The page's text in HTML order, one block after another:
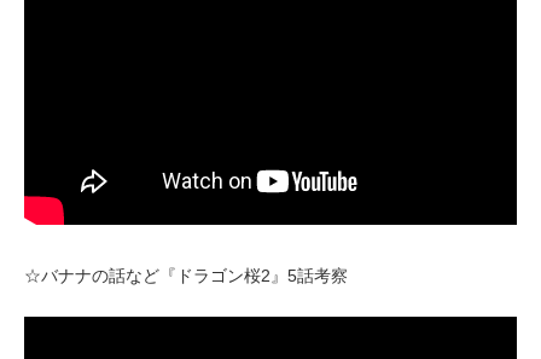
☆バナナの話など『ドラゴン桜2』5話考察